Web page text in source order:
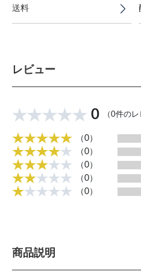
送料
レビュー
0 （0件のレ
（0）
（0）
（0）
（0）
（0）
商品説明